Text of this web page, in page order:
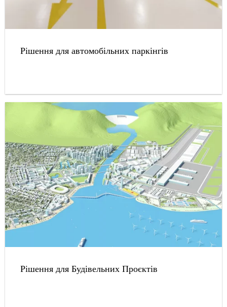
Рішення для автомобільних паркінгів
Рішення для Будівельних Проєктів